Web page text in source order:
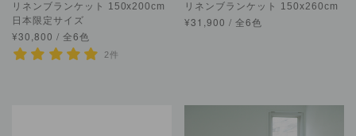
リネンブランケット 150x200cm
日本限定サイズ
¥30,800 / 全6色
2件
リネンブランケット 150x260cm
¥31,900 / 全6色